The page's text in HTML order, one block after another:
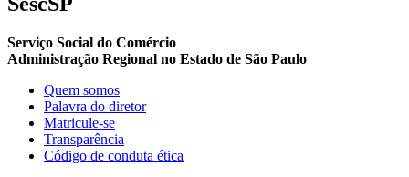
Serviço Social do Comércio
Administração Regional no Estado de São Paulo
Quem somos
Palavra do diretor
Matricule-se
Transparência
Código de conduta ética